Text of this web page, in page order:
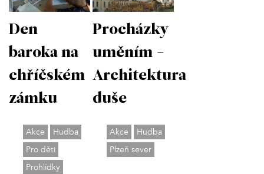
Den
baroka na
chříčském
zámku
Akce
Hudba
Pro děti
Prohlídky
Procházky
uměním -
Architektura
duše
Akce
Hudba
Plzeň sever